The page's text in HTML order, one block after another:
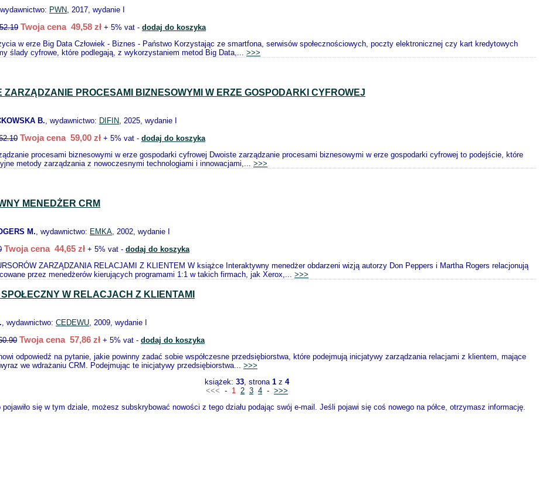
PWN, 2017, wydanie I
52.19 Twoja cena 49,58 zł + 5% vat - dodaj do koszyka
w erze Big Data Człowiek - Biznes - Państwo Korzystając ze smartfona, serwisów społecznościowych, poczty elektronicznej czy kart kredytowych
ślady cyfrowe, które podlegają, z wykorzystaniem metod Big Data,... >>>
ZARZĄDZANIE PROCESAMI BIZNESOWYMI W ERZE GOSPODARKI CYFROWEJ
B., wydawnictwo: DIFIN, 2025, wydanie I
Twoja cena 59,00 zł + 5% vat - dodaj do koszyka
procesami biznesowymi w erze gospodarki cyfrowej Dwoiste zarządzanie procesami biznesowymi w erze gospodarki cyfrowej to podejście, które
metody zarządzania z nowoczesnymi technologiami i innowacjami,... >>>
MENEDŻER CRM
M., wydawnictwo: EMKA, 2002, wydanie I
Twoja cena 44,65 zł + 5% vat - dodaj do koszyka
ZARZĄDZANIA RELACJAMI Z KLIENTEM W książce Interaktywny menedżer obdarzeni wizją autorzy Don Peppers i Martha Rogers relacjonują
przez menedżerów kierujących programami 1:1 w takich firmach, jak Xerox,... >>>
W RELACJACH Z KLIENTAMI
, wydawnictwo: CEDEWU, 2009, wydanie I
Twoja cena 57,86 zł + 5% vat - dodaj do koszyka
odpowiedź na pytanie, jakie powinny zadać sobie współczesne przedsiębiorstwa, które podejmują inicjatywy zarządzania relacjami z klientem, mające
we wdrażaniu CRM. Podejmując te inicjatywy przedsiębiorstwa... >>>
książek: 33, strona 1 z 4
<<< - 1 2 3 4 - >>>
się w tym dziale, możesz subskrybować nowości z tego działu podając swój e-mail. Jeśli pojawi się coś nowego na półce, otrzymasz informację.